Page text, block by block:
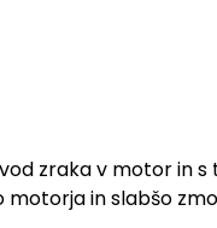
zraka v motor in
in slabšo